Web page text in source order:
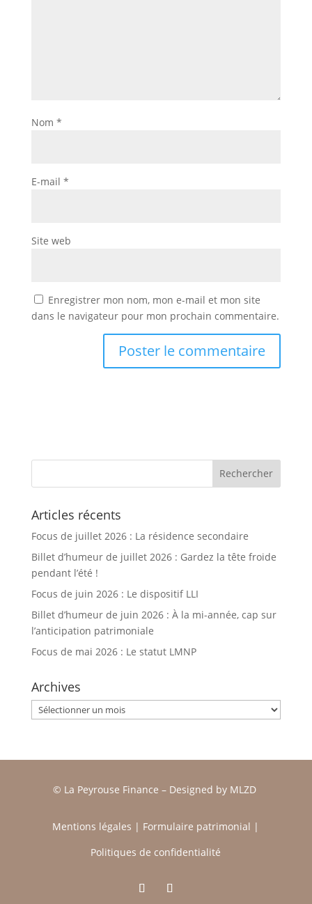
Nom *
E-mail *
Site web
Enregistrer mon nom, mon e-mail et mon site
dans le navigateur pour mon prochain commentaire.
Articles récents
Focus de juillet 2026 : La résidence secondaire
Billet d’humeur de juillet 2026 : Gardez la tête froide
pendant l’été !
Focus de juin 2026 : Le dispositif LLI
Billet d’humeur de juin 2026 : À la mi-année, cap sur
l’anticipation patrimoniale
Focus de mai 2026 : Le statut LMNP
Archives
Archives
© La Peyrouse Finance –Designed by MLZD
Mentions légales | Formulaire patrimonial |
Politiques de confidentialité